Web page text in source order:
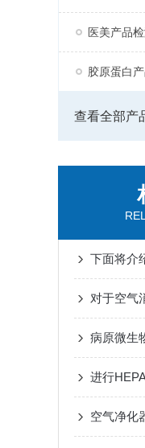
医美产品检
胶原蛋白
查看全部产
空气净化